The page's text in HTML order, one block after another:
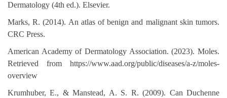
Dermatology (4th ed.). Elsevier.
Marks, R. (2014). An atlas of benign and malignant skin tumors.
CRC Press.
American Academy of Dermatology Association. (2023). Moles.
Retrieved from https://www.aad.org/public/diseases/a-z/moles-
overview
Krumhuber, E., & Manstead, A. S. R. (2009). Can Duchenne